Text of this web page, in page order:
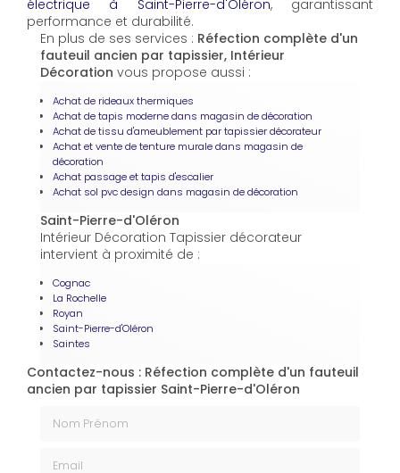
électrique à Saint-Pierre-d'Oléron, garantissant
performance et durabilité.
En plus de ses services : Réfection complète d'un
fauteuil ancien par tapissier, Intérieur
Décoration vous propose aussi :
Achat de rideaux thermiques
Achat de tapis moderne dans magasin de décoration
Achat de tissu d'ameublement par tapissier décorateur
Achat et vente de tenture murale dans magasin de
décoration
Achat passage et tapis d'escalier
Achat sol pvc design dans magasin de décoration
Saint-Pierre-d'Oléron
Intérieur Décoration Tapissier décorateur
intervient à proximité de :
Cognac
La Rochelle
Royan
Saint-Pierre-d'Oléron
Saintes
Contactez-nous : Réfection complète d'un fauteuil
ancien par tapissier Saint-Pierre-d'Oléron